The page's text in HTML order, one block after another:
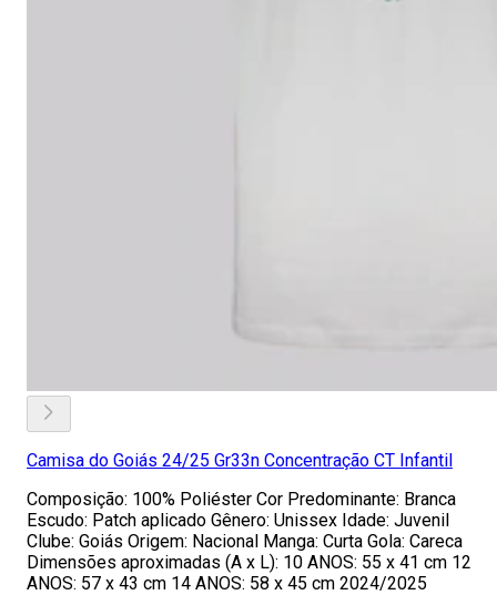
Camisa do Goiás 24/25 Gr33n Concentração CT Infantil
Composição: 100% Poliéster Cor Predominante: Branca
Escudo: Patch aplicado Gênero: Unissex Idade: Juvenil
Clube: Goiás Origem: Nacional Manga: Curta Gola: Careca
Dimensões aproximadas (A x L): 10 ANOS: 55 x 41 cm 12
ANOS: 57 x 43 cm 14 ANOS: 58 x 45 cm 2024/2025